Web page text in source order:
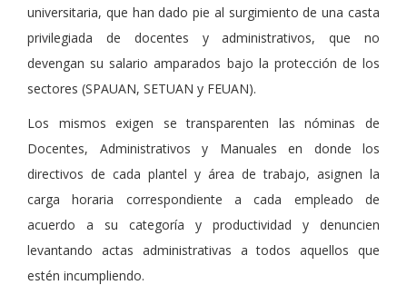
universitaria, que han dado pie al surgimiento de una casta
privilegiada de docentes y administrativos, que no
devengan su salario amparados bajo la protección de los
sectores (SPAUAN, SETUAN y FEUAN).
Los mismos exigen se transparenten las nóminas de
Docentes, Administrativos y Manuales en donde los
directivos de cada plantel y área de trabajo, asignen la
carga horaria correspondiente a cada empleado de
acuerdo a su categoría y productividad y denuncien
levantando actas administrativas a todos aquellos que
estén incumpliendo.